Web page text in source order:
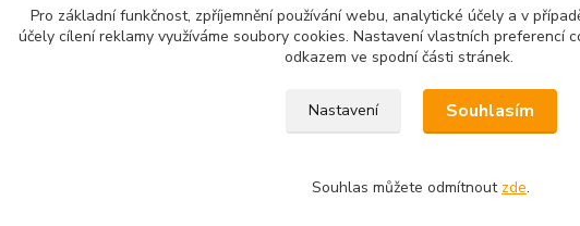
Pro základní funkčnost, zpříjemnění používání webu, analytické účely a v
účely cílení reklamy využíváme soubory cookies. Nastavení vlastních preferencí
odkazem ve spodní části stránek.
Nastavení Souhlasím
Souhlas můžete odmítnout zde.